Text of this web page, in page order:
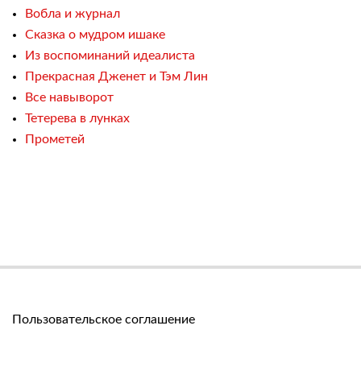
Вобла и журнал
Сказка о мудром ишаке
Из воспоминаний идеалиста
Прекрасная Дженет и Тэм Лин
Все навыворот
Тетерева в лунках
Прометей
Пользовательское соглашение